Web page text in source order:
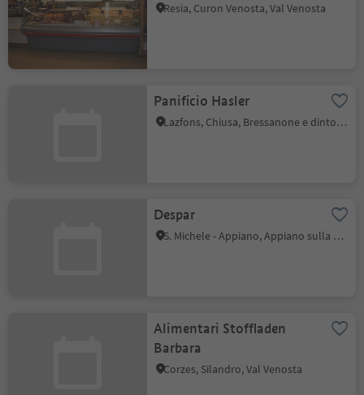
Resia, Curon Venosta, Val Venosta
Panificio Hasler
Lazfons, Chiusa, Bressanone e dintorni
Despar
S. Michele - Appiano, Appiano sulla Strada del Vino, Strada del Vino
Alimentari Stoffladen
Barbara
Corzes, Silandro, Val Venosta